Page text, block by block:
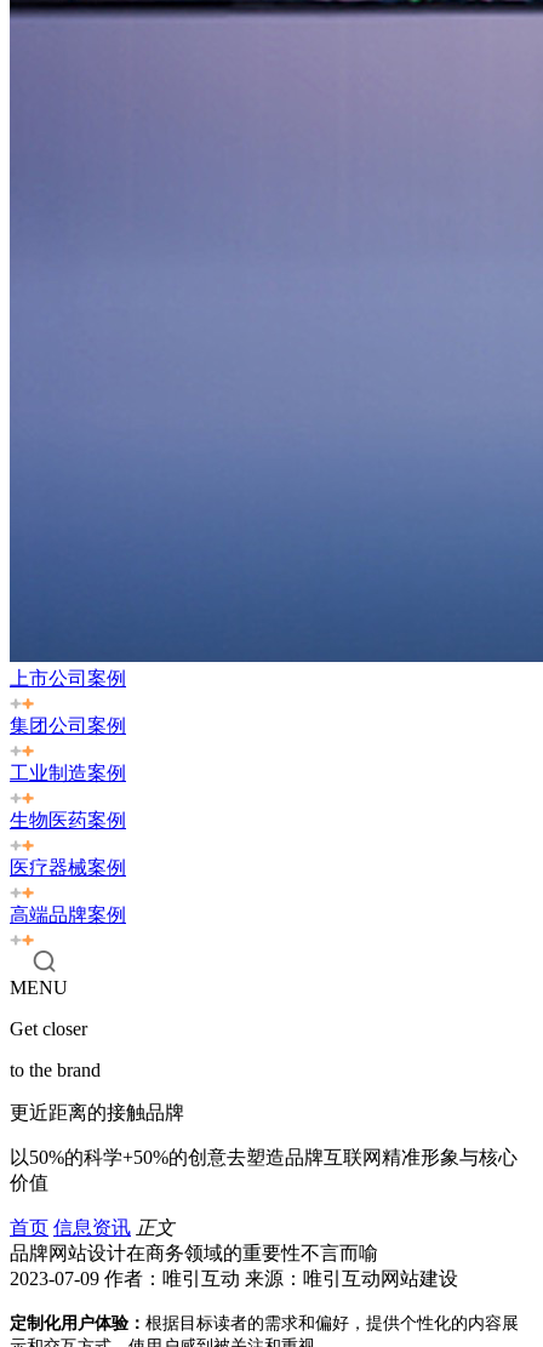
上市公司案例
集团公司案例
工业制造案例
生物医药案例
医疗器械案例
高端品牌案例
MENU
Get closer
to the brand
更近距离的接触品牌
以50%的科学+50%的创意去塑造品牌互联网精准形象与核心
价值
首页 信息资讯 正文
品牌网站设计在商务领域的重要性不言而喻
2023-07-09 作者：唯引互动 来源：唯引互动网站建设
定制化用户体验： 根据目标读者的需求和偏好，提供个性化的内容展